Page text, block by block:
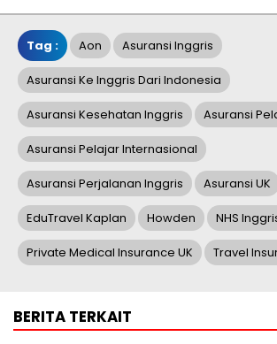
Tag : Aon Asuransi Inggris
Asuransi Ke Inggris Dari Indonesia
Asuransi Kesehatan Inggris Asuransi
Asuransi Pelajar Internasional
Asuransi Perjalanan Inggris Asuransi UK
EduTravel Kaplan Howden NHS
Private Medical Insurance UK Travel
BERITA TERKAIT